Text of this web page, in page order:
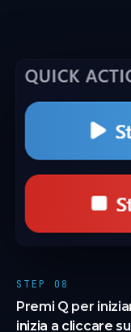
STEP 08
Premi Q per
inizia a cliccare